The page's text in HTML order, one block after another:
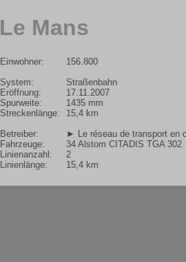
Le Mans
Einwohner:
System:
Eröffnung:
Spurweite:
Streckenlänge:
Betreiber:
Fahrzeuge:
Linienanzahl:
Linienlänge:
156.800
Straßenbahn
17.11.2007
1435 mm
15,4 km
► Le réseau de transport en
34 Alstom CITADIS TGA 302
2
15,4 km